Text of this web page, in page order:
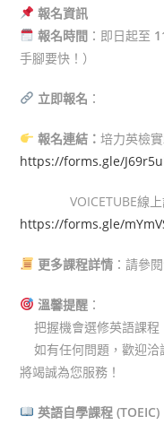
報名資訊
報名時間 ：即日起至
手腳要快！）
立即報名 ：
報名連結：培力英檢
https://forms.gle/
VOICETUBE線上
https://forms.gle/
更多課程詳情 ：請參
溫馨提醒 ：
把握機會選修英語課程
如有任何問題，歡迎洽
將竭誠為您服務！
英語自學課程 (TOEIC)